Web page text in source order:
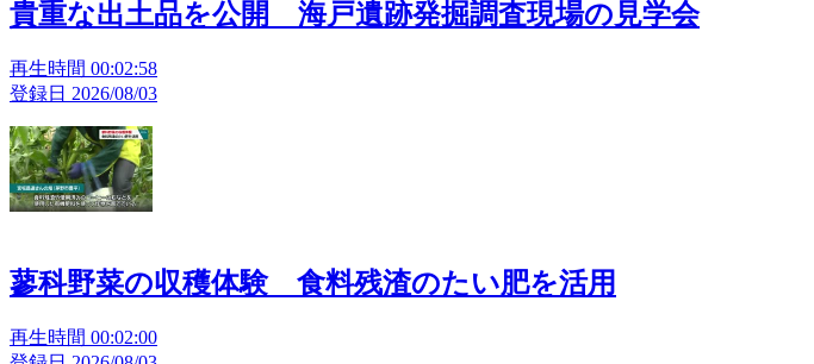
貴重な出土品を公開 海戸遺跡発掘調査現場の見学会
再生時間 00:02:58
登録日 2026/08/03
蓼科野菜の収穫体験 食料残渣のたい肥を活用
再生時間 00:02:00